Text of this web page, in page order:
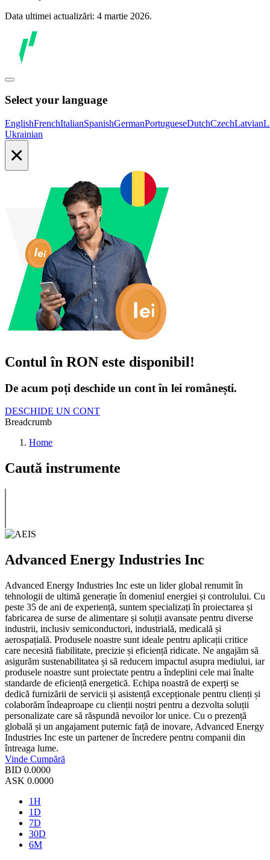
Data ultimei actualizări: 4 martie 2026.
Select your language
EnglishFrenchItalianSpanishGermanPortugueseDutchCzechLatvian
Ukrainian
×
Contul în RON este disponibil!
De acum poți deschide un cont în lei românești.
DESCHIDE UN CONT
Breadcrumb
Home
Caută instrumente
Advanced Energy Industries Inc
Advanced Energy Industries Inc este un lider global renumit în
tehnologii de ultimă generație în domeniul energiei și controlului. Cu
peste 35 de ani de experiență, suntem specializați în proiectarea și
fabricarea de surse de alimentare și soluții avansate pentru diverse
industrii, inclusiv semiconductori, industrială, medicală și
aerospațială. Produsele noastre sunt ideale pentru aplicații critice
care necesită fiabilitate, precizie și eficiență ridicate. Ne angajăm să
asigurăm sustenabilitatea și să reducem impactul asupra mediului, iar
produsele noastre sunt proiectate pentru a îndeplini cele mai înalte
standarde de eficiență energetică. Echipa noastră de experți se
dedică furnizării de servicii și asistență excepționale pentru clienți și
colaborăm îndeaproape cu clienții noștri pentru a dezvolta soluții
personalizate care să răspundă nevoilor lor unice. Cu o prezență
globală și un angajament puternic față de inovare, Advanced Energy
Industries Inc este un partener de încredere pentru companii din
întreaga lume.
Vinde Cumpără
BID 0.0000
ASK 0.0000
1H
1D
7D
30D
6M